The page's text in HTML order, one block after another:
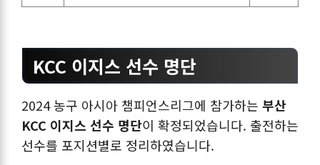
KCC 이지스 선수 명단
2024 농구 아시아 챔피언스리그에 참가하는 부산
KCC 이지스 선수 명단이 확정되었습니다. 출전하는
선수를 포지션별로 정리하였습니다.